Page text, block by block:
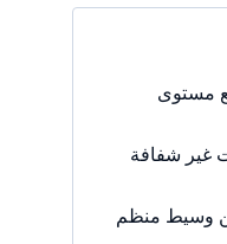
مستوى
غير شفافة
وسيط منظم